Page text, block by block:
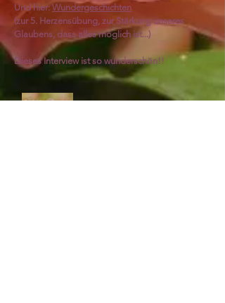
Und hier: Wundergeschichten
(zur 5. Herzensübung, zur Stärkung unseres
Glaubens, dass alles möglich ist...)
Dieses Interview ist so wunderschön!!